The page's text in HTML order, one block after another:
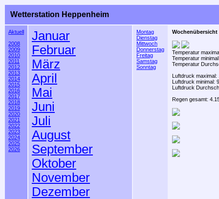
Wetterstation Heppenheim
Aktuell
2008
2009
2010
2011
2012
2013
2014
2015
2016
2017
2018
2019
2020
2021
2022
2023
2024
2025
2026
Januar
Februar
März
April
Mai
Juni
Juli
August
September
Oktober
November
Dezember
Montag
Dienstag
Mittwoch
Donnerstag
Freitag
Samstag
Sonntag
Temperatur
Temperatur
Temperatur
Luftdruck
Luftdruck minimal:
Luftdruck
Regen gesamt: